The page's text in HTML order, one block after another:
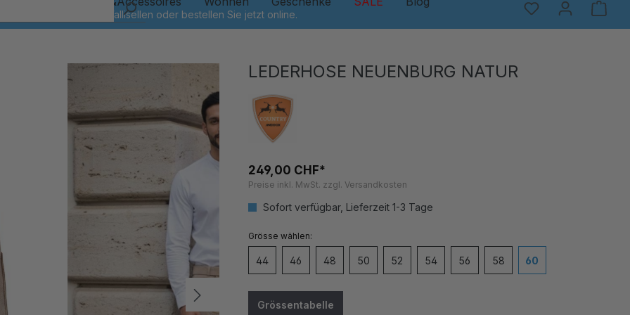
LEDERHOSE NEUENBURG NATUR
249,00 CHF*
Preise inkl. MwSt. zzgl. Versandkosten
Sofort verfügbar, Lieferzeit 1-3 Tage
Grösseauswählen
44 46 48 50 52 54 56 58 60
Grössentabelle